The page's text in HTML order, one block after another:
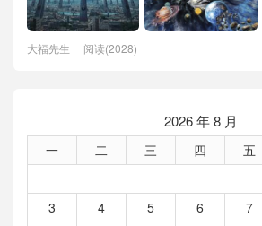
大福先生 阅读(2028)
2026 年 8 月
一 二 三 四 五
3
4 5 6 7